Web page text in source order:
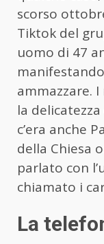
scorso
Tiktok del
uomo di 47
ammazzare.
la
c’era anche
della Chiesa
parlato con
chiamato i
La